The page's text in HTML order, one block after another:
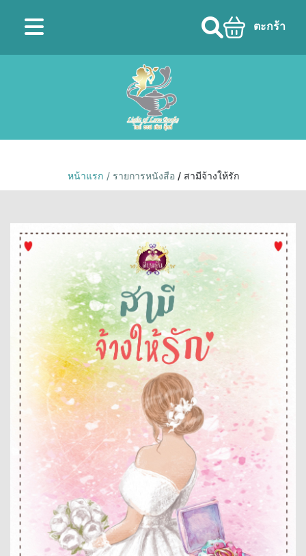
ตะกร้า
หน้าแรก / รายการหนังสือ / สามีจ้างให้รัก